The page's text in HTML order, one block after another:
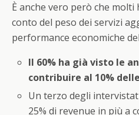
È anche vero però che
conto del peso dei servizi
performance economiche
Il 60% ha già visto le
contribuire al 10%
Un terzo degli
25% di revenue in più a